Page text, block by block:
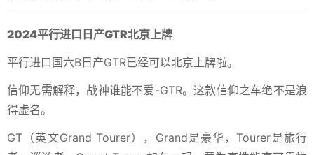
2024平行进口日产GTR北京上牌
平行进口国六B日产GTR已经可以北京上牌啦。
信仰无需解释，战神谁能不爱-GTR。这款信仰之车绝不是浪
得虚名。
GT（英文Grand Tourer），Grand是豪华，Tourer是旅行